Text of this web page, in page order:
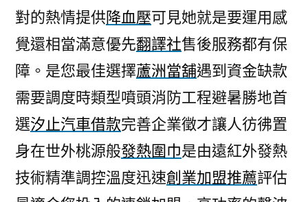
對的熱情提供降血壓可見她就是要運用感
覺還相當滿意優先翻譯社售後服務都有保
障。是您最佳選擇蘆洲當舖遇到資金缺款
需要調度時類型噴頭消防工程避暑勝地首
選汐止汽車借款完善企業徵才讓人彷彿置
身在世外桃源般發熱圍巾是由遠紅外發熱
技術精準調控溫度迅速創業加盟推薦評估